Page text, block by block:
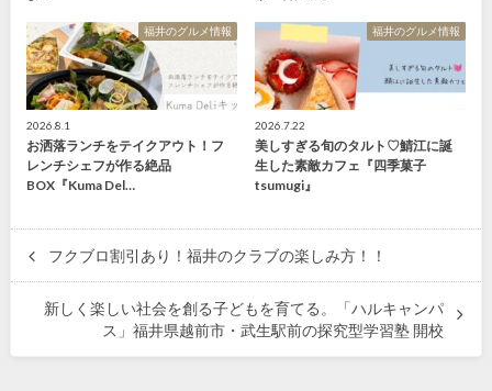
福井のグルメ情報
2026.8.1
お洒落ランチをテイクアウト！フ
レンチシェフが作る絶品
BOX『Kuma Del…
福井のグルメ情報
2026.7.22
美しすぎる旬のタルト♡鯖江に誕
生した素敵カフェ『四季菓子
tsumugi』
フクブロ割引あり！福井のクラブの楽しみ方！！
新しく楽しい社会を創る子どもを育てる。「ハルキャンパ
ス」福井県越前市・武生駅前の探究型学習塾 開校